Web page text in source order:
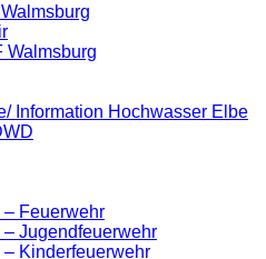
Walmsburg
Information Hochwasser Elbe
Feuerwehr
Jugendfeuerwehr
Kinderfeuerwehr